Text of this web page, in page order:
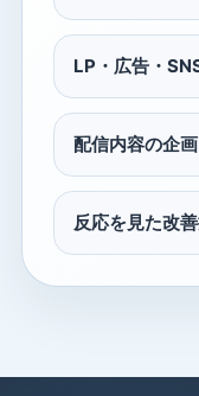
LP・広告・
配信内容の企
反応を見た改